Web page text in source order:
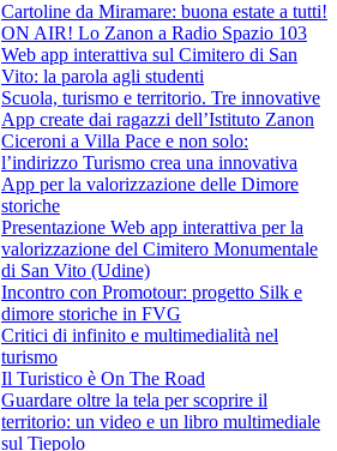
Cartoline da Miramare: buona estate a tutti!
ON AIR! Lo Zanon a Radio Spazio 103
Web app interattiva sul Cimitero di San
Vito: la parola agli studenti
Scuola, turismo e territorio. Tre innovative
App create dai ragazzi dell’Istituto Zanon
Ciceroni a Villa Pace e non solo:
l’indirizzo Turismo crea una innovativa
App per la valorizzazione delle Dimore
storiche
Presentazione Web app interattiva per la
valorizzazione del Cimitero Monumentale
di San Vito (Udine)
Incontro con Promotour: progetto Silk e
dimore storiche in FVG
Critici di infinito e multimedialità nel
turismo
Il Turistico è On The Road
Guardare oltre la tela per scoprire il
territorio: un video e un libro multimediale
sul Tiepolo